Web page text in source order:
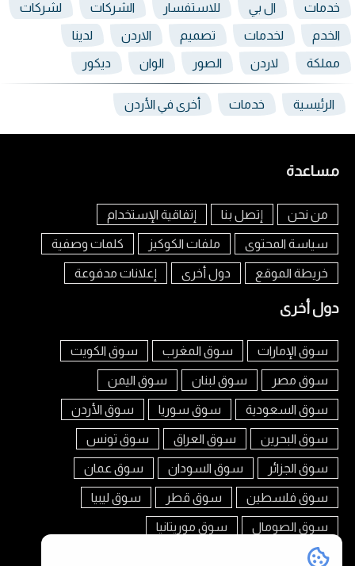
خدمات ال بي للاستفسار الشركات لشركات
الخدم لخدمات تصميم الاردن لدينا
مملكة لاردن الصور الوان ديكور
الرئيسية خدمات أخرى في الأردن
مساعدة
من نحن إتصل بنا إتفاقية الإستخدام
سياسة المحتوى ملفات الكوكيز كلمات وصفية
خريطة الموقع دول أخرى إعلانات مدفوعة
دول أخرى
سوق الإمارات سوق المغرب سوق الكويت
سوق مصر سوق لبنان سوق اليمن
سوق السعودية سوق سوريا سوق الأردن
سوق البحرين سوق العراق سوق تونس
سوق الجزائر سوق السودان سوق عمان
سوق فلسطين سوق قطر سوق ليبيا
سوق الصومال سوق موريتانيا
تابعنا على